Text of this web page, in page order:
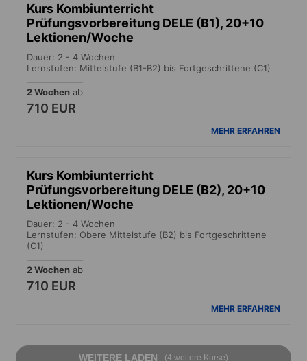
Kurs Kombiunterricht
Prüfungsvorbereitung DELE (B1), 20+10
Lektionen/Woche
Dauer: 2 - 4 Wochen
Lernstufen: Mittelstufe (B1-B2) bis Fortgeschrittene (C1)
2 Wochen ab
710 EUR
MEHR ERFAHREN
Kurs Kombiunterricht
Prüfungsvorbereitung DELE (B2), 20+10
Lektionen/Woche
Dauer: 2 - 4 Wochen
Lernstufen: Obere Mittelstufe (B2) bis Fortgeschrittene
(C1)
2 Wochen ab
710 EUR
MEHR ERFAHREN
WEITERE LADEN (4 weitere Kurse)